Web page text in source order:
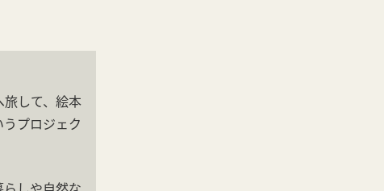
して、絵本
プロジェク